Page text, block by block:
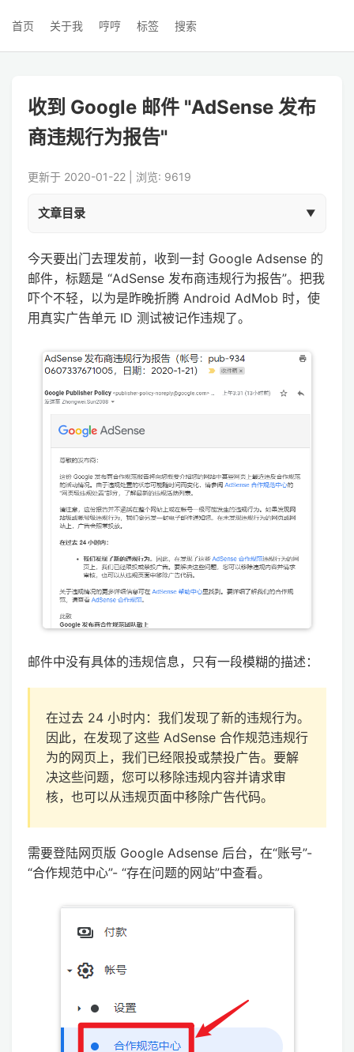
首页 关于我 哼哼 标签 搜索
收到 Google 邮件 "AdSense 发布
商违规行为报告"
更新于 2020-01-22 | 浏览: 9619
文章目录
今天要出门去理发前，收到一封 Google Adsense 的
邮件，标题是 “AdSense 发布商违规行为报告”。把我
吓个不轻，以为是昨晚折腾 Android AdMob 时，使
用真实广告单元 ID 测试被记作违规了。
邮件中没有具体的违规信息，只有一段模糊的描述：
在过去 24 小时内：我们发现了新的违规行为。
因此，在发现了这些 AdSense 合作规范违规行
为的网页上，我们已经限投或禁投广告。要解
决这些问题，您可以移除违规内容并请求审
核，也可以从违规页面中移除广告代码。
需要登陆网页版 Google Adsense 后台，在“账号”-
“合作规范中心”- “存在问题的网站”中查看。